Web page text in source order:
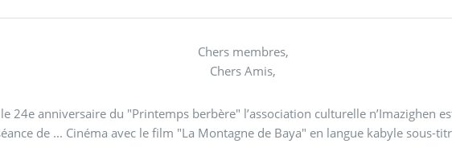
Chers membres,
Chers Amis,
24e anniversaire du "Printemps berbère" l’association culturelle n’Imazighen
de ... Cinéma avec le film "La Montagne de Baya" en langue kabyle sous-